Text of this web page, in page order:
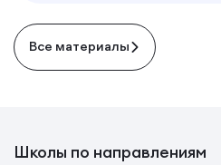
Все материалы
Школы по направлениям